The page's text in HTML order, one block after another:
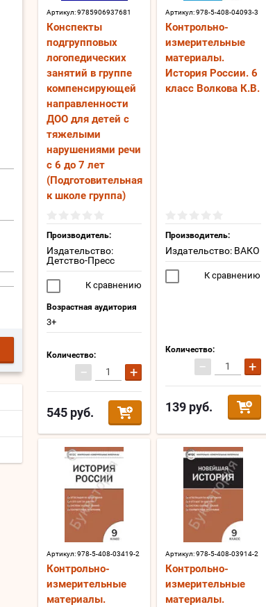
Артикул:9785906937681
Конспекты
подгрупповых
логопедических
занятий в группе
компенсирующей
направленности
ДОО для детей с
тяжелыми
нарушениями речи
с 6 до 7 лет
(Подготовительная
к школе группа)
Производитель:
Издательство:
Детство-Пресс
К сравнению
Возрастная аудитория
3+
Количество:
− +
545 руб.
Артикул:978-5-408-04093-3
Контрольно-
измерительные
материалы.
История России. 6
класс Волкова К.В.
Производитель:
Издательство: ВАКО
К сравнению
Количество:
− +
139 руб.
Артикул:978-5-408-03419-2
Контрольно-
измерительные
материалы.
Артикул:978-5-408-03914-2
Контрольно-
измерительные
материалы.